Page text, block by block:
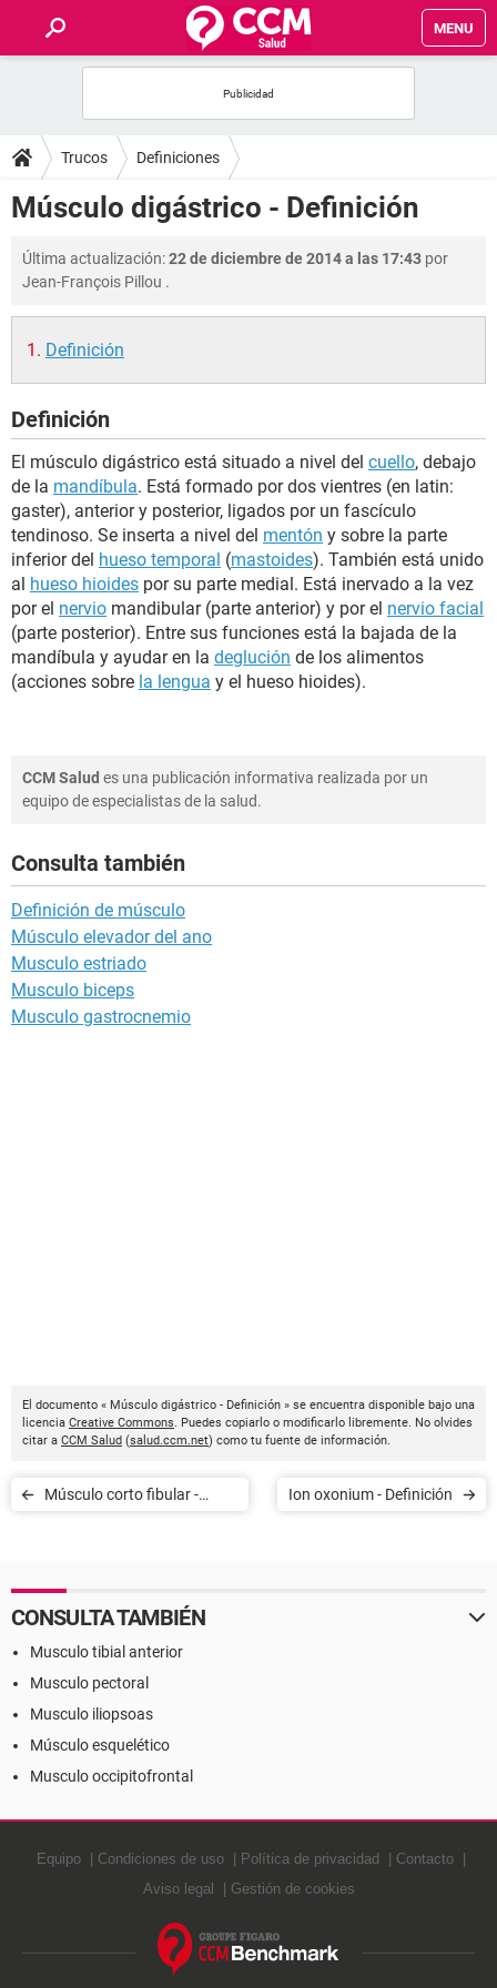
MENU
FOROS
SALUD
FAMILIA
NUTRICIÓN
SEXUALIDAD
GLOSARIO
Trucos Definiciones
Músculo digástrico - Definición
Última actualización:22 de diciembre de 2014 a las 17:43 por
Jean-François Pillou .
Definición
Definición
El músculo digástrico está situado a nivel del cuello, debajo
de la mandíbula. Está formado por dos vientres (en latin:
gaster), anterior y posterior, ligados por un fascículo
tendinoso. Se inserta a nivel del mentón y sobre la parte
inferior del hueso temporal (mastoides). También está unido
al hueso hioides por su parte medial. Está inervado a la vez
por el nervio mandibular (parte anterior) y por el nervio facial
(parte posterior). Entre sus funciones está la bajada de la
mandíbula y ayudar en la deglución de los alimentos
(acciones sobre la lengua y el hueso hioides).
CCM Salud es una publicación informativa realizada por un
equipo de especialistas de la salud.
Consulta también
Definición de músculo
Músculo elevador del ano
Musculo estriado
Musculo biceps
Musculo gastrocnemio
El documento « Músculo digástrico - Definición » se encuentra disponible bajo una
licencia Creative Commons. Puedes copiarlo o modificarlo libremente. No olvides
citar a CCM Salud (salud.ccm.net) como tu fuente de información.
Músculo corto fibular -
Ion oxonium - Definición
CONSULTA TAMBIÉN
Musculo tibial anterior
Musculo pectoral
Musculo iliopsoas
Músculo esquelético
Musculo occipitofrontal
Equipo Condiciones de uso Política de privacidad
Contacto
Aviso legal
Gestión de cookies